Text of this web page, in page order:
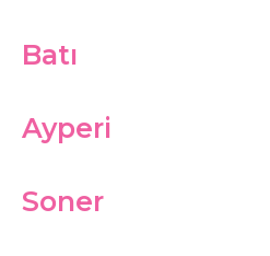
Batı
Ayperi
Soner